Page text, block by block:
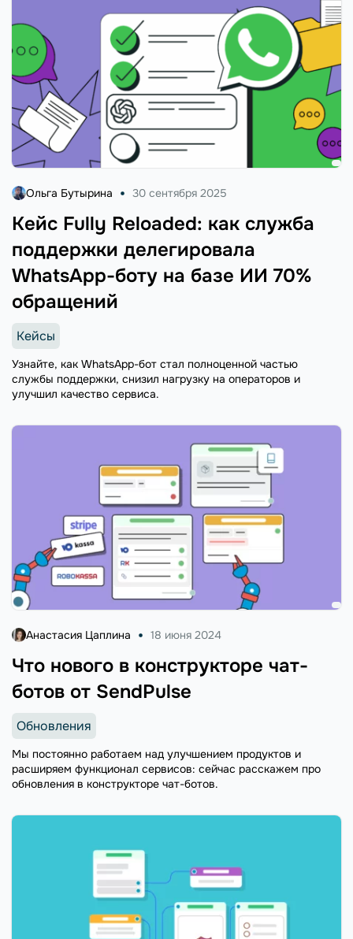
Кейс Fully Reloaded: как служба
поддержки делегировала
WhatsApp-боту на базе ИИ 70%
обращений
Ольга Бутырина 30 сентября 2025
Кейсы
Узнайте, как WhatsApp-бот стал полноценной частью
службы поддержки, снизил нагрузку на операторов и
улучшил качество сервиса.
Что нового в конструкторе чат-
ботов от SendPulse
Анастасия Цаплина 18 июня 2024
Обновления
Мы постоянно работаем над улучшением продуктов и
расширяем функционал сервисов: сейчас расскажем про
обновления в конструкторе чат-ботов.